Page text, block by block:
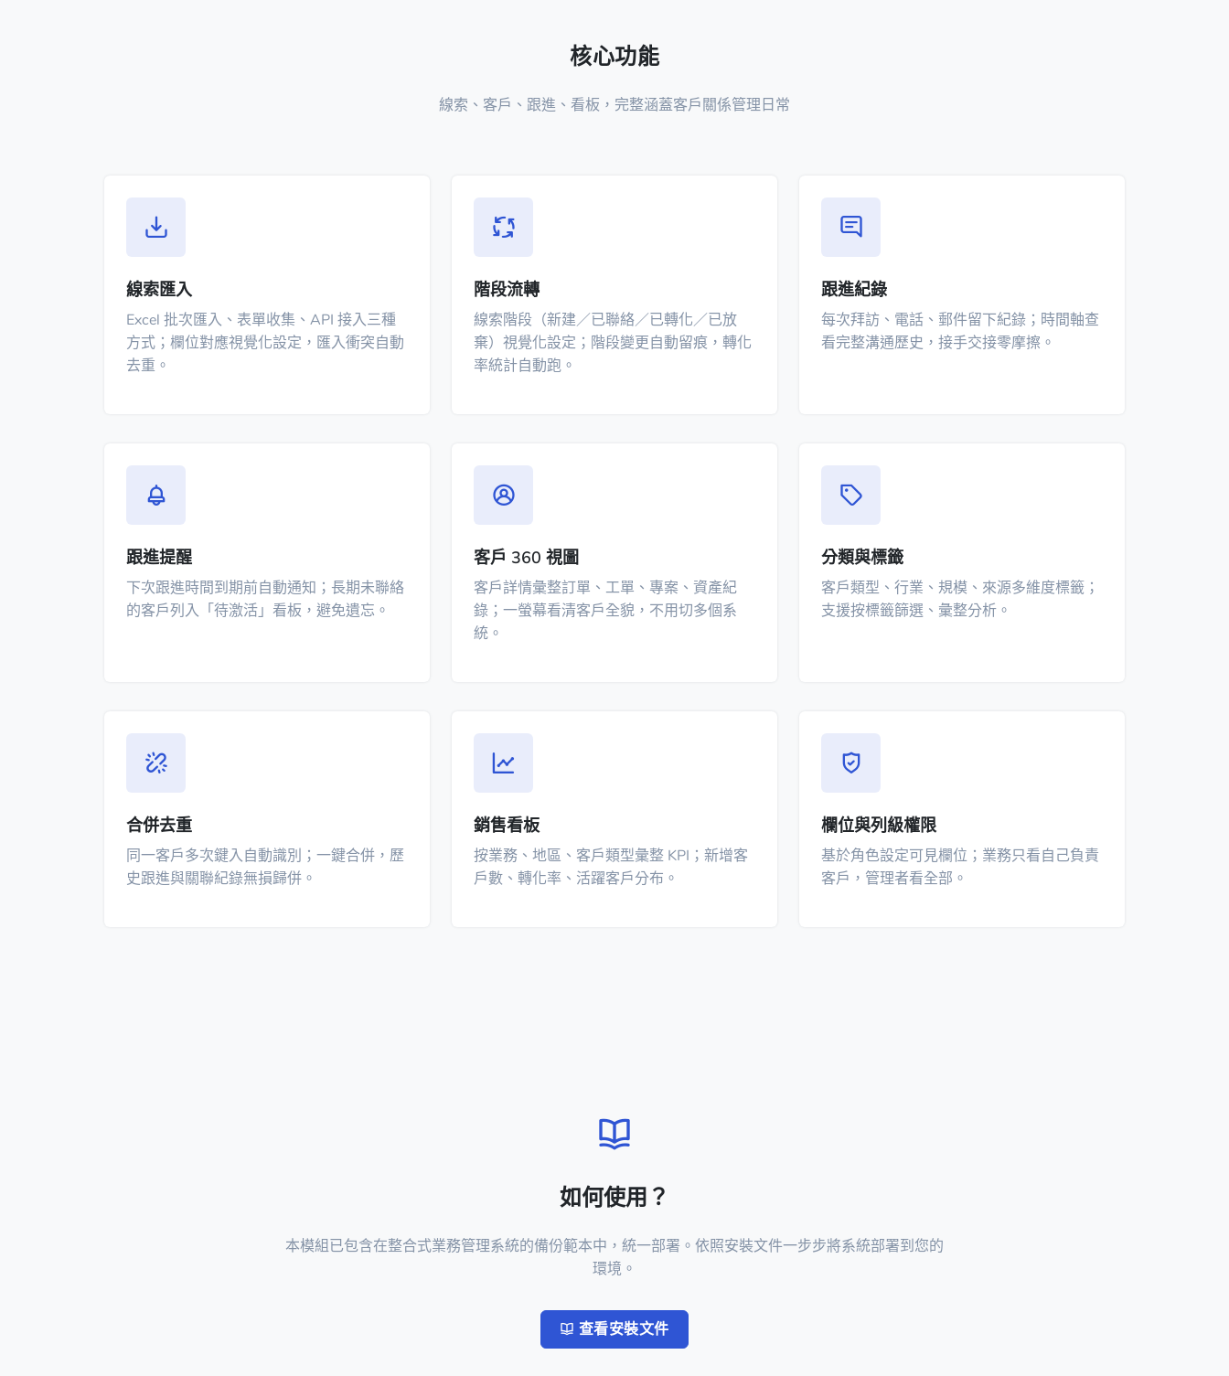
核心功能
線索、客戶、跟進、看板，完整涵蓋客戶關係管理日常
線索匯入
Excel 批次匯入、表單收集、API 接入三種
方式；欄位對應視覺化設定，匯入衝突自動
去重。
階段流轉
線索階段（新建／已聯絡／已轉化／已放
棄）視覺化設定；階段變更自動留痕，轉化
率統計自動跑。
跟進紀錄
每次拜訪、電話、郵件留下紀錄；時間軸查
看完整溝通歷史，接手交接零摩擦。
跟進提醒
下次跟進時間到期前自動通知；長期未聯絡
的客戶列入「待激活」看板，避免遺忘。
客戶 360 視圖
客戶詳情彙整訂單、工單、專案、資產紀
錄；一螢幕看清客戶全貌，不用切多個系
統。
分類與標籤
客戶類型、行業、規模、來源多維度標籤；
支援按標籤篩選、彙整分析。
合併去重
同一客戶多次鍵入自動識別；一鍵合併，歷
史跟進與關聯紀錄無損歸併。
銷售看板
按業務、地區、客戶類型彙整 KPI；新增客
戶數、轉化率、活躍客戶分布。
欄位與列級權限
基於角色設定可見欄位；業務只看自己負責
客戶，管理者看全部。
如何使用？
本模組已包含在整合式業務管理系統的備份範本中，統一部署。依照安裝文件一步步將系統部署到您的
環境。
查看安裝文件